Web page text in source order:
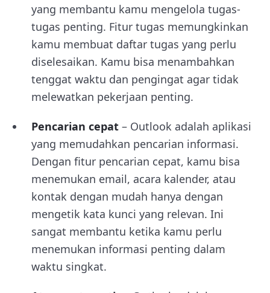
yang membantu kamu mengelola tugas-
tugas penting. Fitur tugas memungkinkan
kamu membuat daftar tugas yang perlu
diselesaikan. Kamu bisa menambahkan
tenggat waktu dan pengingat agar tidak
melewatkan pekerjaan penting.
Pencarian cepat – Outlook adalah aplikasi
yang memudahkan pencarian informasi.
Dengan fitur pencarian cepat, kamu bisa
menemukan email, acara kalender, atau
kontak dengan mudah hanya dengan
mengetik kata kunci yang relevan. Ini
sangat membantu ketika kamu perlu
menemukan informasi penting dalam
waktu singkat.